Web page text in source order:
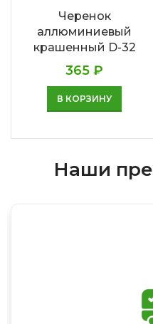
Черенок
аллюминиевый
крашенный D-32
365₽
В КОРЗИНУ
Наши